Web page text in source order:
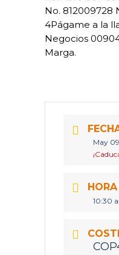
No. 812009728
4Págame a la
Negocios
Marga.
May
HORA
10:30